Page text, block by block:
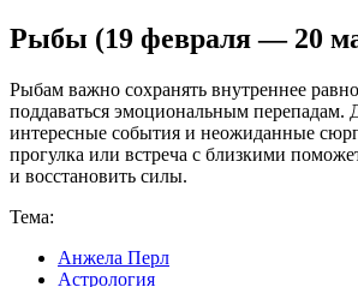
Рыбы (19 февраля — 20
Рыбам важно сохранять внутреннее
поддаваться эмоциональным перепадам.
интересные события и неожиданные
прогулка или встреча с близкими
и восстановить силы.
Тема:
Анжела Перл
Астрология